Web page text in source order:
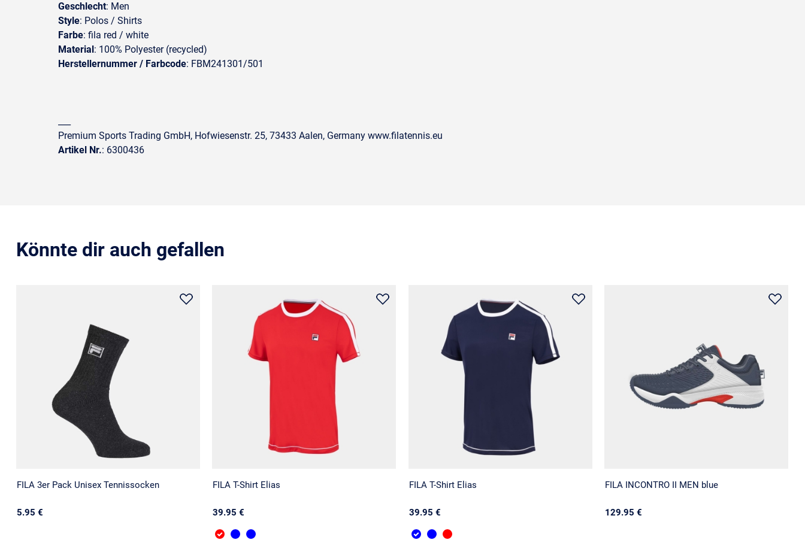
Geschlecht: Men
Style: Polos / Shirts
Farbe: fila red / white
Material: 100% Polyester (recycled)
Herstellernummer / Farbcode: FBM241301/501
Premium Sports Trading GmbH, Hofwiesenstr. 25, 73433 Aalen, Germany www.filatennis.eu
Artikel Nr.: 6300436
Könnte dir auch gefallen
FILA 3er Pack Unisex Tennissocken
5.95 €
FILA T-Shirt Elias
39.95 €
FILA T-Shirt Elias
39.95 €
FILA INCONTRO II MEN blue
129.95 €